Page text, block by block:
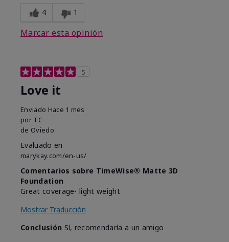
4 1
Marcar esta opinión
5
Love it
Enviado Hace 1 mes
por TC
de Oviedo
Evaluado en
marykay.com/en-us/
Comentarios sobre TimeWise® Matte 3D
Foundation
Great coverage- light weight
Mostrar Traducción
Conclusión Sí, recomendaría a un amigo